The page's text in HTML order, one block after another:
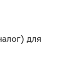
для